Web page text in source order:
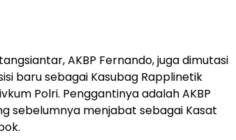
AKBP Fernando, juga dimutasi
baru sebagai Kasubag Rapplinetik
Polri. Penggantinya adalah AKBP
sebelumnya menjabat sebagai Kasat